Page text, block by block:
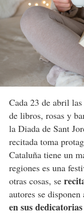
Cada 23 de abril
de libros, rosas y
la Diada de Sant
recitada toma
Cataluña tiene un
regiones es una
otras cosas, se
autores se
en sus